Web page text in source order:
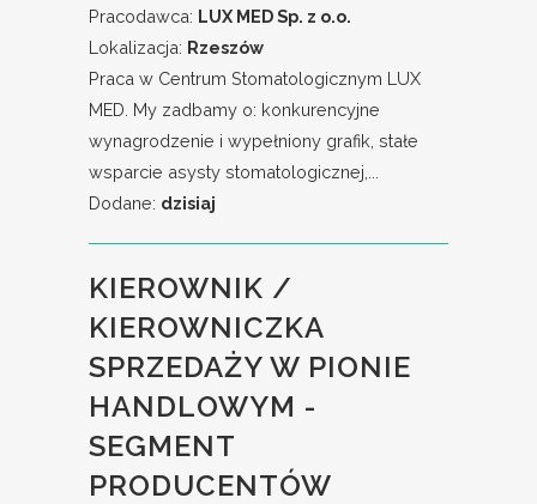
Pracodawca: LUX MED Sp. z o.o.
Lokalizacja: Rzeszów
Praca w Centrum Stomatologicznym LUX
MED. My zadbamy o: konkurencyjne
wynagrodzenie i wypełniony grafik, stałe
wsparcie asysty stomatologicznej,...
Dodane: dzisiaj
KIEROWNIK /
KIEROWNICZKA
SPRZEDAŻY W PIONIE
HANDLOWYM -
SEGMENT
PRODUCENTÓW